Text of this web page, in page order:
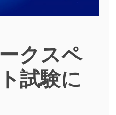
クスペ
試験に